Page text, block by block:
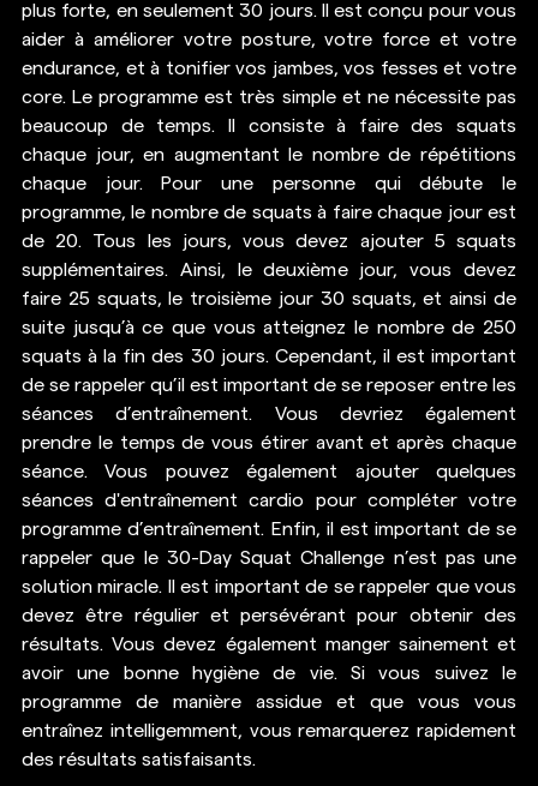
plus forte, en seulement 30 jours. Il est conçu pour vous
aider à améliorer votre posture, votre force et votre
endurance, et à tonifier vos jambes, vos fesses et votre
core. Le programme est très simple et ne nécessite pas
beaucoup de temps. Il consiste à faire des squats
chaque jour, en augmentant le nombre de répétitions
chaque jour. Pour une personne qui débute le
programme, le nombre de squats à faire chaque jour est
de 20. Tous les jours, vous devez ajouter 5 squats
supplémentaires. Ainsi, le deuxième jour, vous devez
faire 25 squats, le troisième jour 30 squats, et ainsi de
suite jusqu’à ce que vous atteignez le nombre de 250
squats à la fin des 30 jours. Cependant, il est important
de se rappeler qu’il est important de se reposer entre les
séances d’entraînement. Vous devriez également
prendre le temps de vous étirer avant et après chaque
séance. Vous pouvez également ajouter quelques
séances d'entraînement cardio pour compléter votre
programme d’entraînement. Enfin, il est important de se
rappeler que le 30-Day Squat Challenge n’est pas une
solution miracle. Il est important de se rappeler que vous
devez être régulier et persévérant pour obtenir des
résultats. Vous devez également manger sainement et
avoir une bonne hygiène de vie. Si vous suivez le
programme de manière assidue et que vous vous
entraînez intelligemment, vous remarquerez rapidement
des résultats satisfaisants.